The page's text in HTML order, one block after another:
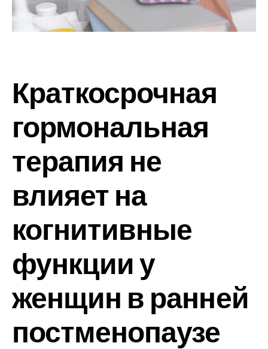
Краткосрочная
гормональная
терапия не
влияет на
когнитивные
функции у
женщин в ранней
постменопаузе